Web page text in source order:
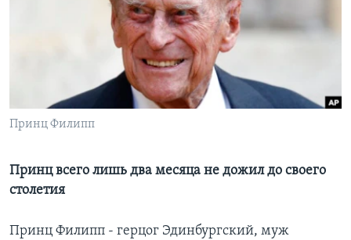
Принц Филипп
Принц всего лишь два месяца не дожил до своего
столетия
Принц Филипп - герцог Эдинбургский, муж